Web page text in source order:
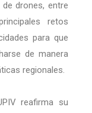
drones, entre
retos
para que
de manera
regionales.
reafirma su